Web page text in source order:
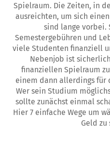
Spielraum. Die Zeiten, in
ausreichten, um sich
sind lange vorbei.
Semestergebühren und
viele Studenten finanziell
Nebenjob ist
finanziellen Spielraum
einem dann allerdings für
Wer sein Studium
sollte zunächst einmal
Hier 7 einfache Wege um
Geld zu